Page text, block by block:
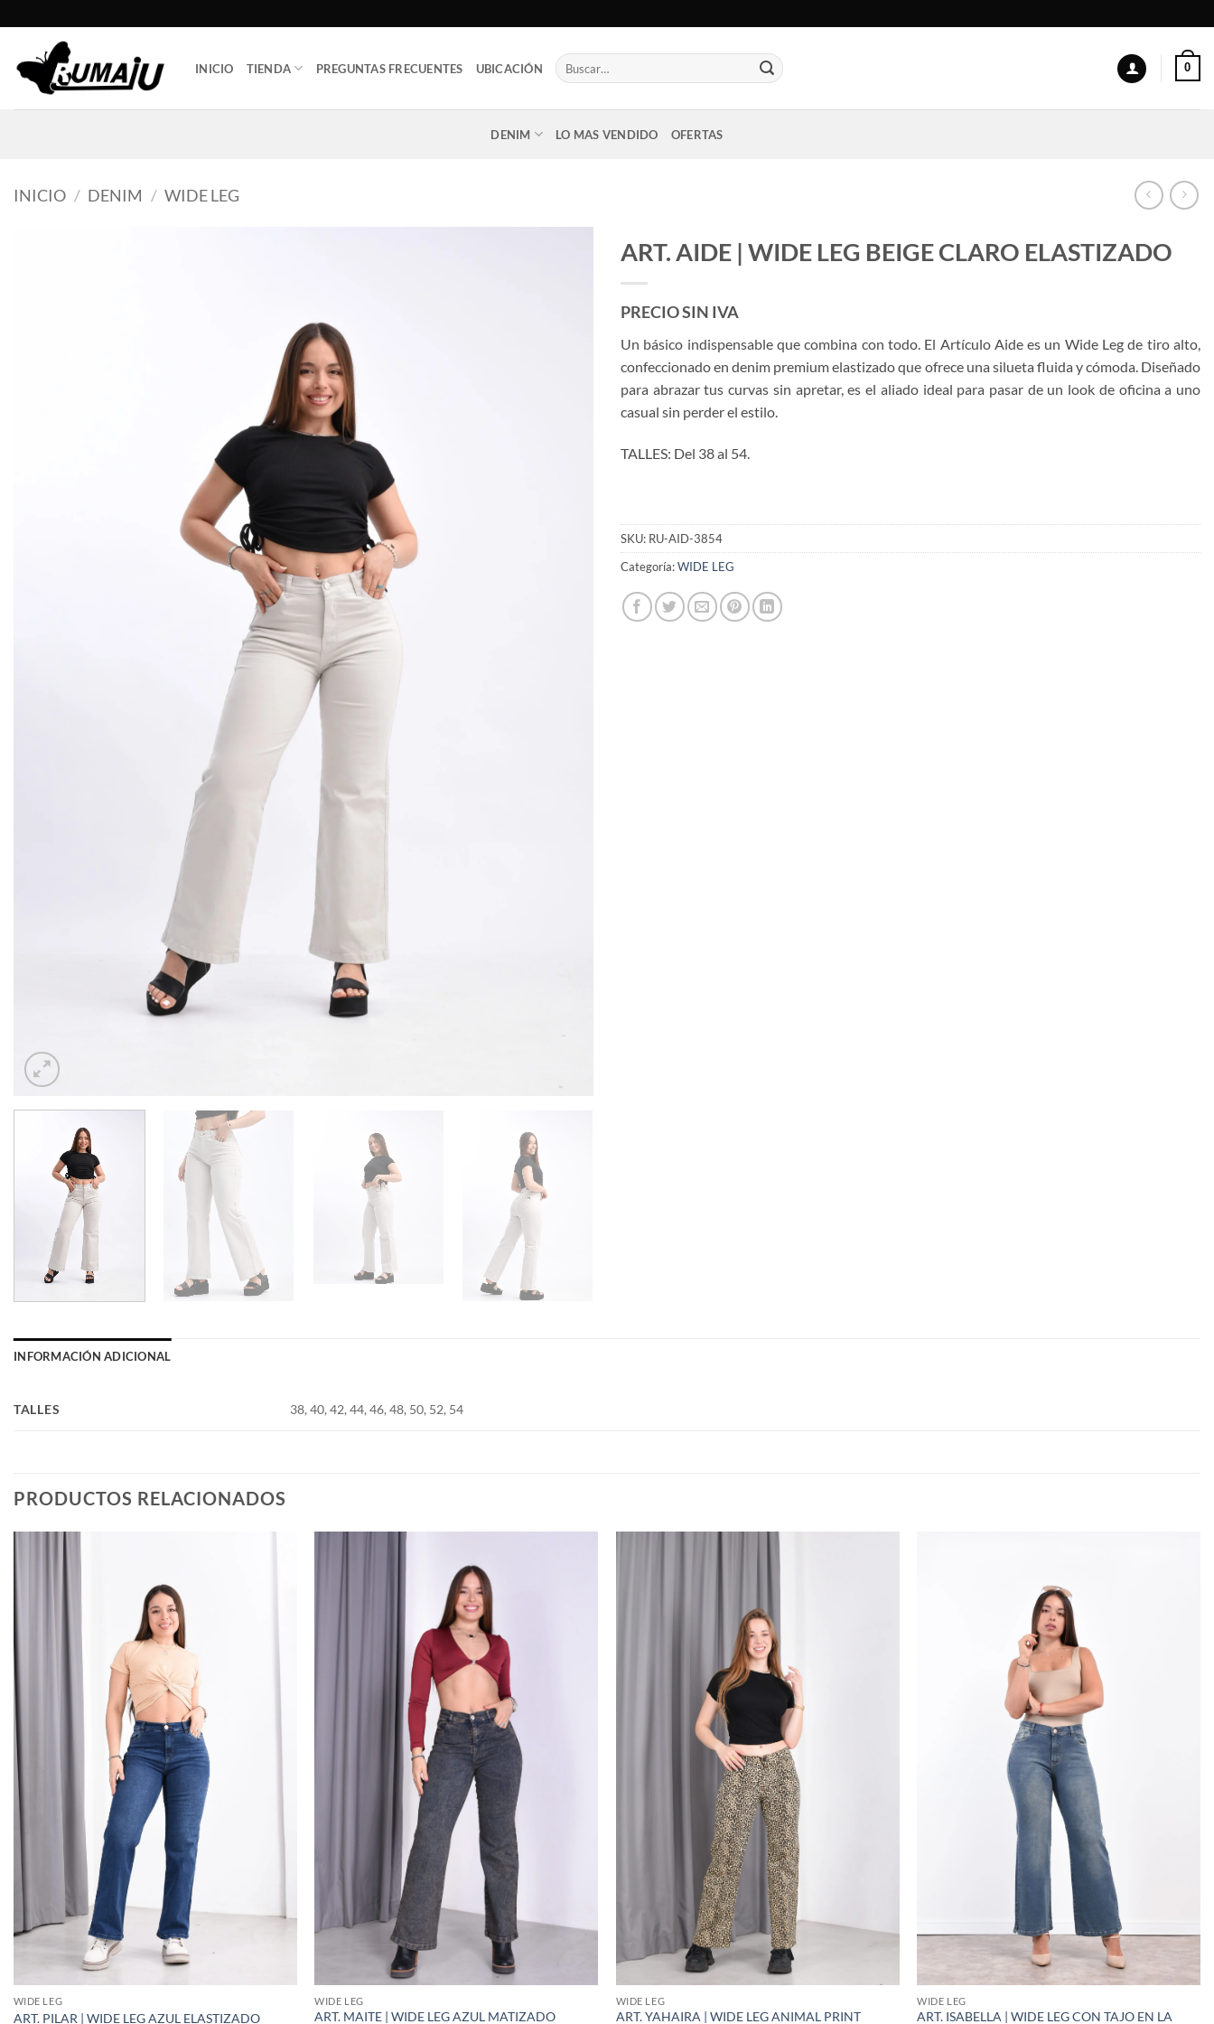
al
contenido
INICIO TIENDA PREGUNTAS FRECUENTES UBICACIÓN
Buscar
por:
0
DENIM LO MAS VENDIDO OFERTAS
INICIO / DENIM / WIDE LEG
ART. AIDE | WIDE LEG BEIGE CLARO ELASTIZADO
PRECIO SIN IVA
Un básico indispensable que combina con todo. El Artículo Aide es un Wide Leg de tiro alto,
confeccionado en denim premium elastizado que ofrece una silueta fluida y cómoda. Diseñado
para abrazar tus curvas sin apretar, es el aliado ideal para pasar de un look de oficina a uno
casual sin perder el estilo.
TALLES: Del 38 al 54.
SKU: RU-AID-3854
Categoría:WIDE LEG
INFORMACIÓN ADICIONAL
TALLES 38, 40, 42, 44, 46, 48, 50, 52, 54
PRODUCTOS RELACIONADOS
WIDE LEG
ART. PILAR | WIDE LEG AZUL ELASTIZADO
WIDE LEG
ART. MAITE | WIDE LEG AZUL MATIZADO
WIDE LEG
ART. YAHAIRA | WIDE LEG ANIMAL PRINT
WIDE LEG
ART. ISABELLA | WIDE LEG CON TAJO EN LA